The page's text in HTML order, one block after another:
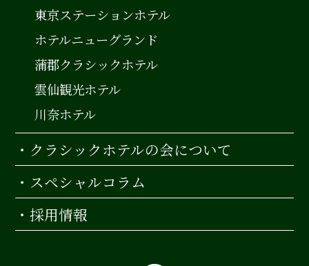
東京ステーションホテル
ホテルニューグランド
蒲郡クラシックホテル
雲仙観光ホテル
川奈ホテル
・クラシックホテルの会について
・スペシャルコラム
・採用情報